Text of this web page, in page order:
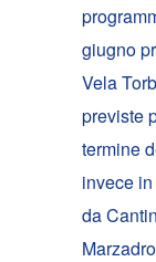
giugno
Vela
previste
termine
invece
da